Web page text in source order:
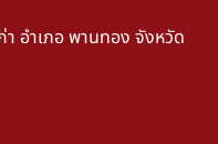
อำเภอ พานทอง จังหวัด